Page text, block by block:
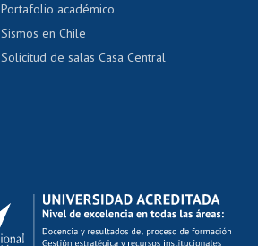
Portafolio académico
Sismos en Chile
Solicitud de salas Casa Central